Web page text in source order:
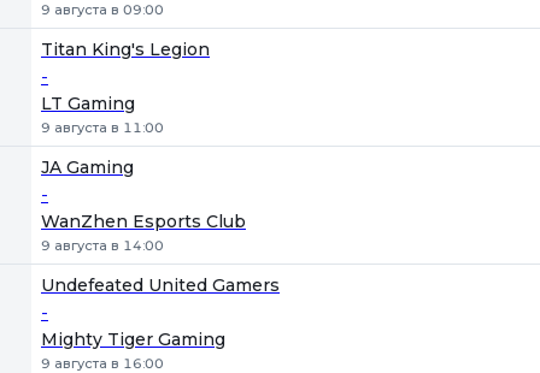
9 августа в 09:00
Titan King's Legion
-
LT Gaming
9 августа в 11:00
JA Gaming
-
WanZhen Esports Club
9 августа в 14:00
Undefeated United Gamers
-
Mighty Tiger Gaming
9 августа в 16:00